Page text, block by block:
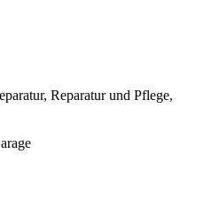
Reparatur und Pflege,